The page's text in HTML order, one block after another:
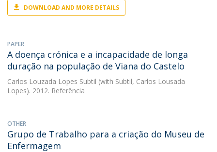
DOWNLOAD AND MORE DETAILS
PAPER
A doença crónica e a incapacidade de longa
duração na população de Viana do Castelo
Carlos Louzada Lopes Subtil (with Subtil, Carlos Lousada
Lopes). 2012. Referência
OTHER
Grupo de Trabalho para a criação do Museu de
Enfermagem